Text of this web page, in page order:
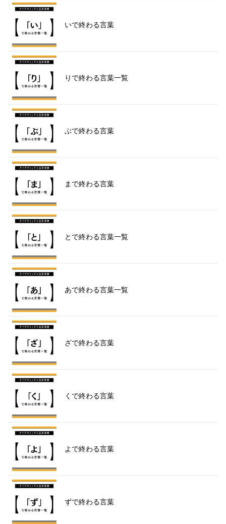
いで終わる言葉
りで終わる言葉一覧
ぶで終わる言葉
まで終わる言葉
とで終わる言葉一覧
あで終わる言葉一覧
ざで終わる言葉
くで終わる言葉
よで終わる言葉
ずで終わる言葉